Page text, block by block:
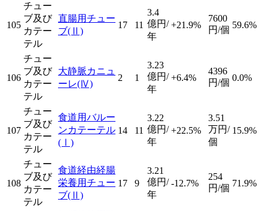
105
チュー
ブ及び
カテー
テル
直腸用チュー
ブ(Ⅱ)
17 11
3.4
億円/
年
+21.9%
7600
円/個 59.6%
106
チュー
ブ及び
カテー
テル
大静脈カニュ
ーレ(Ⅳ)
2 1
3.23
億円/
年
+6.4%
4396
円/個 0.0%
107
チュー
ブ及び
カテー
テル
食道用バルー
ンカテーテル
(Ⅰ)
14 11
3.22
億円/
年
+22.5%
3.51
万円/
個
15.9%
108
チュー
ブ及び
カテー
テル
食道経由経腸
栄養用チュー
ブ(Ⅱ)
17 9
3.21
億円/
年
-12.7%
254
円/個 71.9%